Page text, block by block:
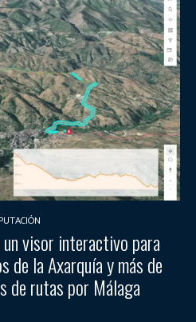
visor interactivo para
de la Axarquía y más de
de rutas por Málaga